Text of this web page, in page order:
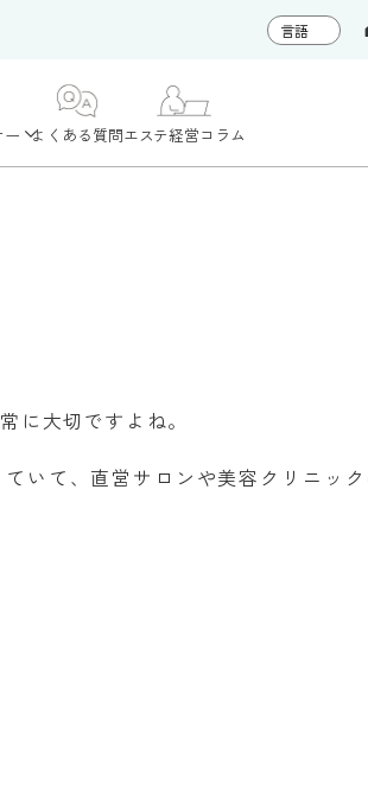
ー よくある質問エステ経営コラム
に大切ですよね。
ていて、直営サロンや美容クリニック